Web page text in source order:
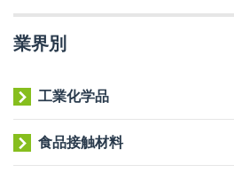
業界別
工業化学品
食品接触材料